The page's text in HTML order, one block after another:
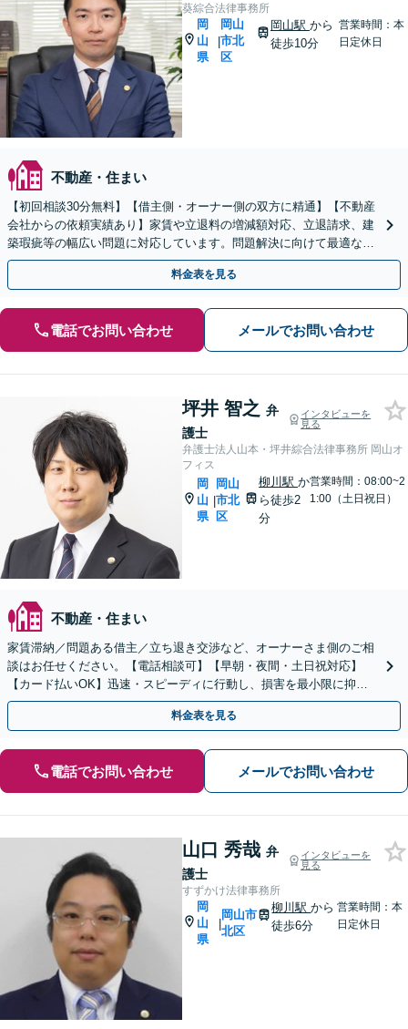
葵綜合法律事務所
岡
山
県
|
岡山
市北
区
岡山駅 から
徒歩10分
営業時間：本
日定休日
不動産・住まい
【初回相談30分無料】【借主側・オーナー側の双方に精通】【不動産
会社からの依頼実績あり】家賃や立退料の増減額対応、立退請求、建
築瑕疵等の幅広い問題に対応しています。問題解決に向けて最適な手
段をご提案し、迅速かつ丁寧に対応いたします。
料金表を見る
電話でお問い合わせ メールでお問い合わせ
坪井 智之 弁
護士
インタビューを
見る
弁護士法人山本・坪井綜合法律事務所 岡山オ
フィス
岡
山
県
|
岡山
市北
区
柳川駅か
ら徒歩2
分
営業時間：08:00~2
1:00（土日祝日）
不動産・住まい
家賃滞納／問題ある借主／立ち退き交渉など、オーナーさま側のご相
談はお任せください。【電話相談可】【早朝・夜間・土日祝対応】
【カード払いOK】迅速・スピーディに行動し、損害を最小限に抑え
るよう解決へ向けて尽力します【初回相談料無料】
料金表を見る
電話でお問い合わせ メールでお問い合わせ
山口 秀哉 弁
護士
インタビューを
見る
すずかけ法律事務所
岡
山
県
|
岡山市
北区
柳川駅から
徒歩6分
営業時間：本
日定休日